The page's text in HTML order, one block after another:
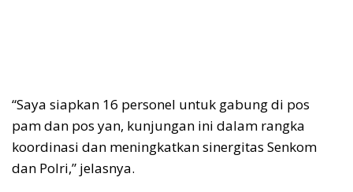
“Saya siapkan 16 personel untuk gabung di pos
pam dan pos yan, kunjungan ini dalam rangka
koordinasi dan meningkatkan sinergitas Senkom
dan Polri,” jelasnya.